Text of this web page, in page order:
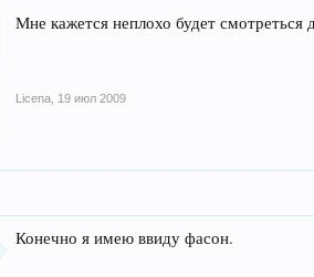
Мне кажется неплохо будет
Licena 19 июл 2009
Конечно я имею ввиду фасон.